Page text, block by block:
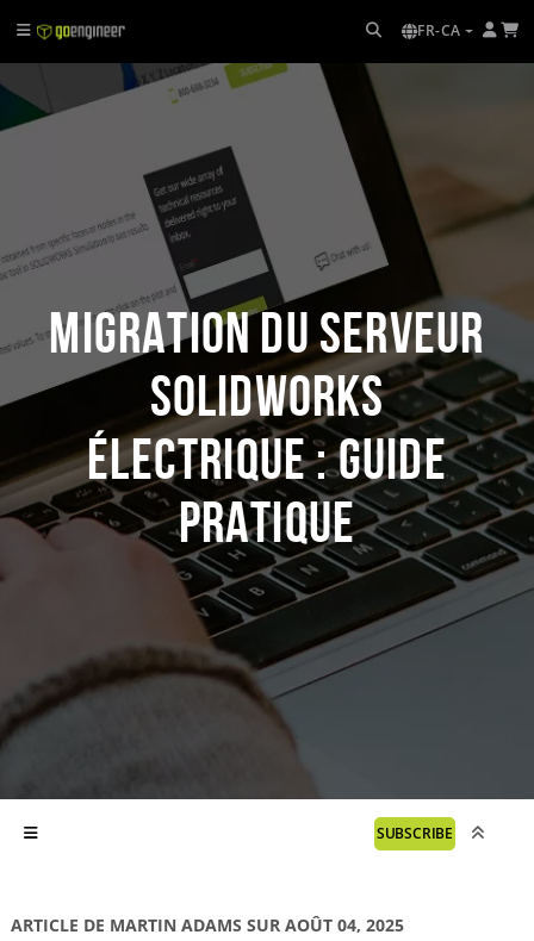
FR-CA
Migration du serveur
SOLIDWORKS
Électrique : guide
pratique
SUBSCRIBE
ARTICLE DE MARTIN ADAMS SUR AOÛT 04, 2025